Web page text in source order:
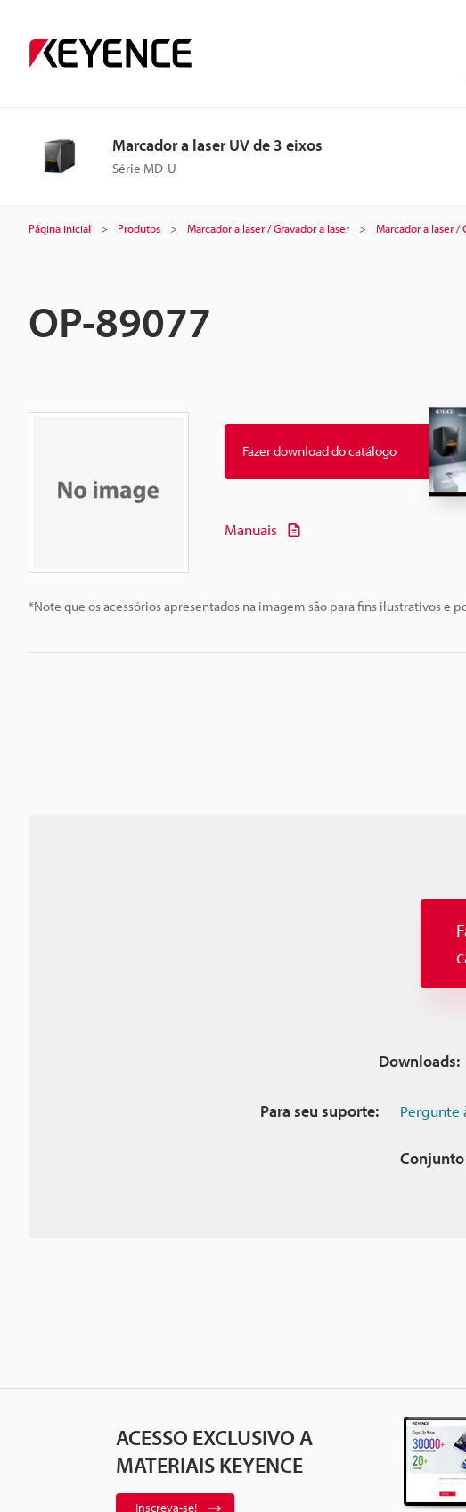
Marcador a laser UV de 3 eixos
Série MD-U
Página inicial Produtos Marcador a laser / Gravador a laser Marcador a laser /
OP-89077
*Note que os acessórios apresentados na imagem são para fins ilustrativos e
Fazer download do catálogo
Manuais
Downloads:
Para seu suporte: Pergunte
ACESSO EXCLUSIVO A
MATERIAIS KEYENCE
Inscreva-se!